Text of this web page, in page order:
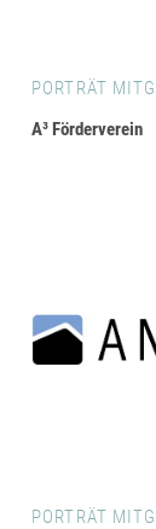
PORTRÄT
A³ Förderverein
PORTRÄT